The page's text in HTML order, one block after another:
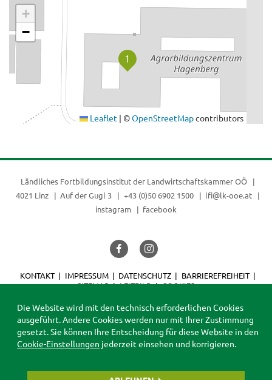
+
−
Leaflet | ©OpenStreetMapcontributors
Ländliches Fortbildungsinstitut der Landwirtschaftskammer OÖ
4021 Linz
Auf der Gugl 3 +43 (0)50 6902 1500
lfi@lk-ooe.at
instagram
facebook
KONTAKT IMPRESSUM DATENSCHUTZ
BARRIEREFREIHEIT
SITEMAP
LEITBILD COOKIES
Die Website wird mit den technisch erforderlichen Cookies
ausgeführt. Andere Cookies werden nur mit Ihrer Zustimmung
gesetzt. Sie können Ihre Entscheidung für diese Website in den
Cookie-Einstellungen jederzeit einsehen und korrigieren.